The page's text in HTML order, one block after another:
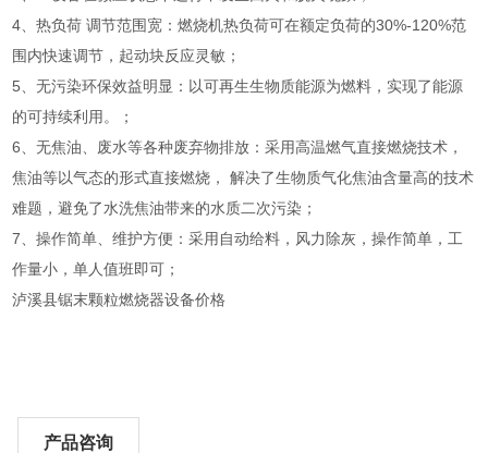
4、热负荷 调节范围宽：燃烧机热负荷可在额定负荷的30%-120%范
围内快速调节，起动块反应灵敏；
5、无污染环保效益明显：以可再生生物质能源为燃料，实现了能源
的可持续利用。；
6、无焦油、废水等各种废弃物排放：采用高温燃气直接燃烧技术，
焦油等以气态的形式直接燃烧， 解决了生物质气化焦油含量高的技术
难题，避免了水洗焦油带来的水质二次污染；
7、操作简单、维护方便：采用自动给料，风力除灰，操作简单，工
作量小，单人值班即可；
泸溪县锯末颗粒燃烧器设备价格
产品咨询